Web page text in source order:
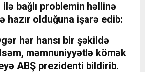
bağlı problemin həllinə
hazır olduğuna işarə edib:
hər hansı bir şəkildə
məmnuniyyətlə kömək
ABŞ prezidenti bildirib.